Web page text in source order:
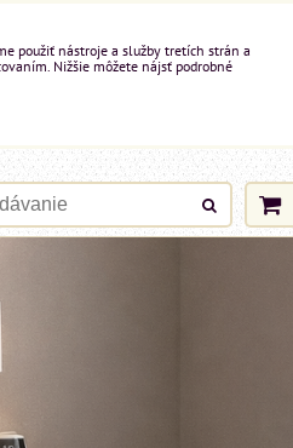
použiť nástroje a služby tretích strán a
Nižšie môžete nájsť podrobné